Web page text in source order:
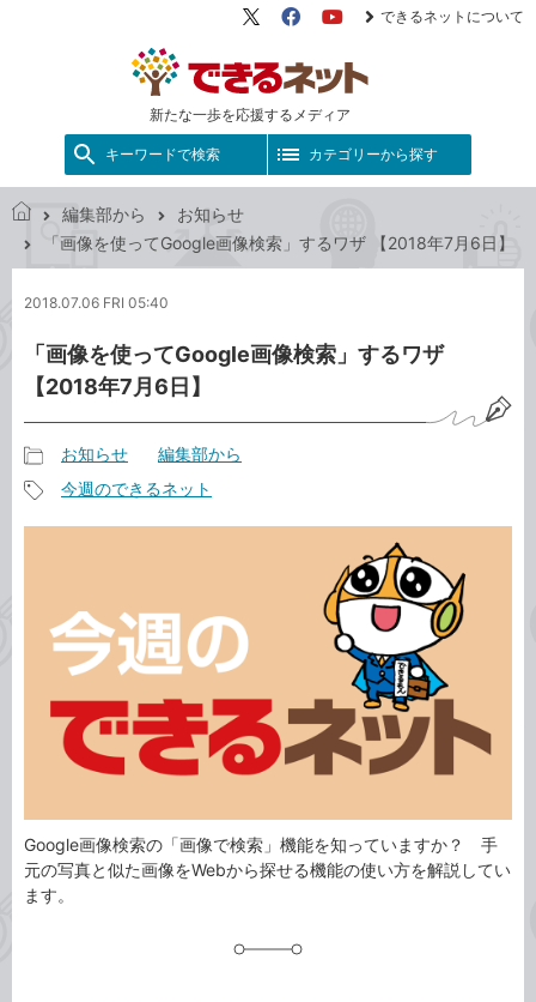
新たな一歩を応援するメディア
X（旧
FacebookYouTube
できるネットについて
キーワードで検索 カテゴリーから探す
ネ
ト
編集部から
お知らせ
「画像を使ってGoogle画像検索」するワザ 【2018年7月6日】
2018.07.06 FRI 05:40
「画像を使ってGoogle画像検索」するワザ
【2018年7月6日】
事
カ
リ
お知らせ 編集部から
今週のできるネット
Google画像検索の「画像で検索」機能を知っていますか？ 手
元の写真と似た画像をWebから探せる機能の使い方を解説してい
ます。